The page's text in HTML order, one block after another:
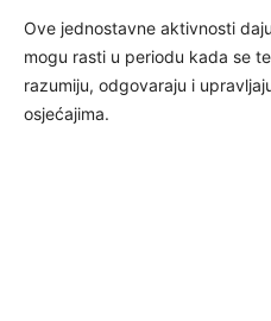
Ove jednostavne aktivnosti
mogu rasti u periodu kada se
razumiju, odgovaraju i
osjećajima.